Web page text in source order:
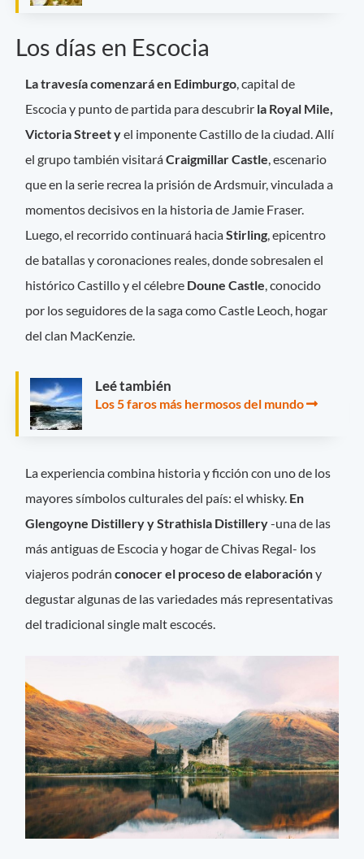
Los días en Escocia
La travesía comenzará en Edimburgo , capital de
Escocia y punto de partida para descubrir la Royal Mile,
Victoria Street yel imponente Castillo de la ciudad. Allí
el grupo también visitaráCraigmillar Castle , escenario
que en la serie recrea la prisión de Ardsmuir, vinculada a
momentos decisivos en la historia de Jamie Fraser.
Luego, el recorrido continuará haciaStirling , epicentro
de batallas y coronaciones reales, donde sobresalen el
histórico Castillo y el célebre Doune Castle , conocido
por los seguidores de la saga como Castle Leoch, hogar
del clan MacKenzie.
Leé también
Los 5 faros más hermosos del mundo
La experiencia combina historia y ficción con uno de los
mayores símbolos culturales del país: el whisky. En
Glengoyne Distillery y Strathisla Distillery-una de las
más antiguas de Escocia y hogar de Chivas Regal- los
viajeros podrán conocer el proceso de elaboracióny
degustar algunas de las variedades más representativas
del tradicional single malt escocés.